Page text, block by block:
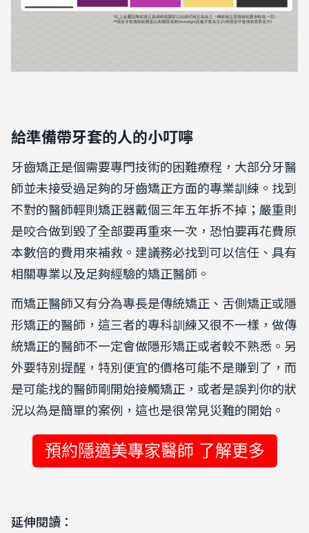
給準備帶牙套的人的小叮嚀
牙齒矯正是個需要專門技術的困難療程，大部分牙醫
師並未接受過足夠的牙齒矯正方面的專業訓練。找到
不對的醫師輕則矯正器戴個三年五年拆不掉；嚴重則
是咬合做到毀了全部要再重來一次，恐怕要再花費原
本數倍的費用來補救。建議務必找到可以信任、具有
相關專業以及足夠經驗的矯正醫師。
而矯正醫師又有分為專長是傳統矯正、舌側矯正或隱
形矯正的醫師，這三者的專科訓練又很不一樣，做傳
統矯正的醫師不一定會做隱形矯正或者較不熟悉。另
外要特別提醒，特別便宜的價格可能不是賺到了，而
是可能找的醫師剛開始接觸矯正，或者是誤判你的狀
況以為是簡單的案例，這也是很常見災難的開始。
預約隱適美專家醫師 了解更多
延伸閱讀：